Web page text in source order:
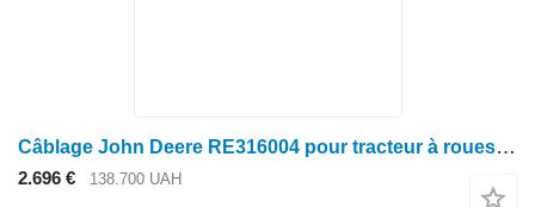
Câblage John Deere RE316004 pour tracteur à roues John Deere 8235R, 8260R, 8310R, 8335R, 8360R
2.696 € 138.700 UAH